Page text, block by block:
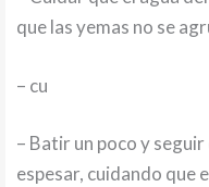
que las yemas no se
– cu
– Batir un poco y
espesar, cuidando que